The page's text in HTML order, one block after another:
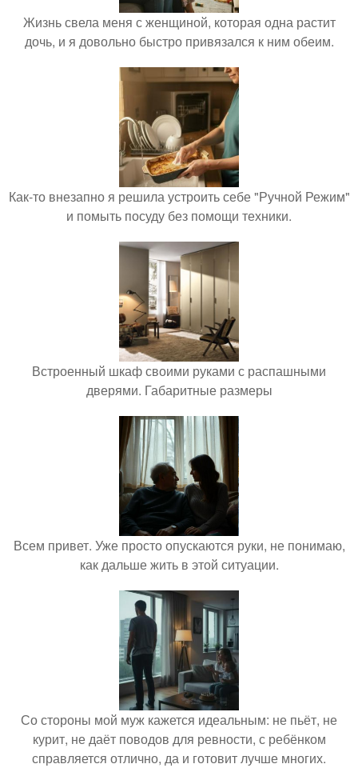
Жизнь свела меня с женщиной, которая одна растит
дочь, и я довольно быстро привязался к ним обеим.
Как-то внезапно я решила устроить себе "Ручной Режим"
и помыть посуду без помощи техники.
Встроенный шкаф своими руками с распашными
дверями. Габаритные размеры
Всем привет. Уже просто опускаются руки, не понимаю,
как дальше жить в этой ситуации.
Со стороны мой муж кажется идеальным: не пьёт, не
курит, не даёт поводов для ревности, с ребёнком
справляется отлично, да и готовит лучше многих.